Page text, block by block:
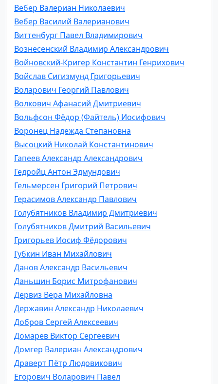
Вебер Валериан Николаевич
Вебер Василий Валерианович
Виттенбург Павел Владимирович
Вознесенский Владимир Александрович
Войновский-Кригер Константин Генрихович
Войслав Сигизмунд Григорьевич
Воларович Георгий Павлович
Волкович Афанасий Дмитриевич
Вольфсон Фёдор (Файтель) Иосифович
Воронец Надежда Степановна
Высоцкий Николай Константинович
Гапеев Александр Александрович
Гедройц Антон Эдмундович
Гельмерсен Григорий Петрович
Герасимов Александр Павлович
Голубятников Владимир Дмитриевич
Голубятников Дмитрий Васильевич
Григорьев Иосиф Фёдорович
Губкин Иван Михайлович
Данов Александр Васильевич
Даньшин Борис Митрофанович
Дервиз Вера Михайловна
Державин Александр Николаевич
Добров Сергей Алексеевич
Домарев Виктор Сергеевич
Домгер Валериан Александрович
Драверт Пётр Людовикович
Егорович Воларович Павел